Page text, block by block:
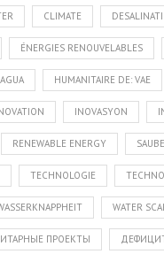
CLIMATE
ÉNERGIES RENOUVELABLES
HUMANITAIRE DE: VAE
INOVASYON
RENEWABLE ENERGY
TECHNOLOGIE
WATER
ПРОЕКТЫ